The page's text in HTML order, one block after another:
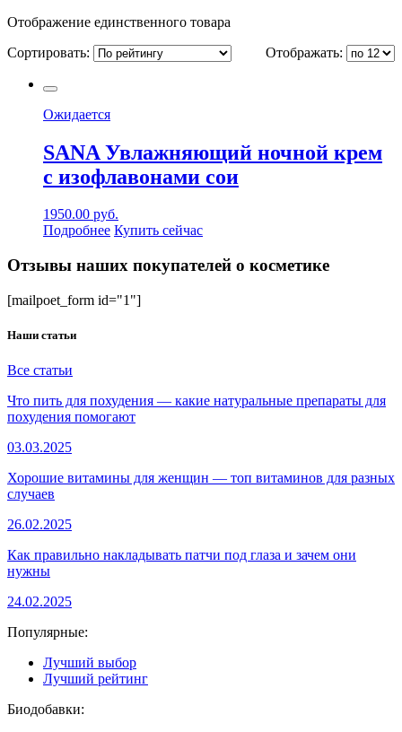
Отображение единственного товара
Отображать:
Сортировать:
Ожидается
SANA Увлажняющий ночной крем
с изофлавонами сои
1950.00 руб.
Подробнее Купить сейчас
Отзывы наших покупателей о косметике
[mailpoet_form id="1"]
Наши статьи
Все статьи
Что пить для похудения — какие натуральные препараты для
похудения помогают
03.03.2025
Хорошие витамины для женщин — топ витаминов для разных
случаев
26.02.2025
Как правильно накладывать патчи под глаза и зачем они
нужны
24.02.2025
Популярные:
Лучший выбор
Лучший рейтинг
Биодобавки: